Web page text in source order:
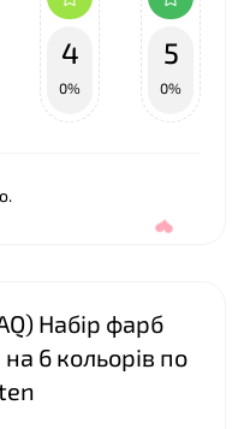
4
0%
5
0%
Набір фарб
6 кольорів по